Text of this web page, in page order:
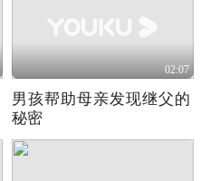
02:07
男孩帮助母亲发现继父的
秘密